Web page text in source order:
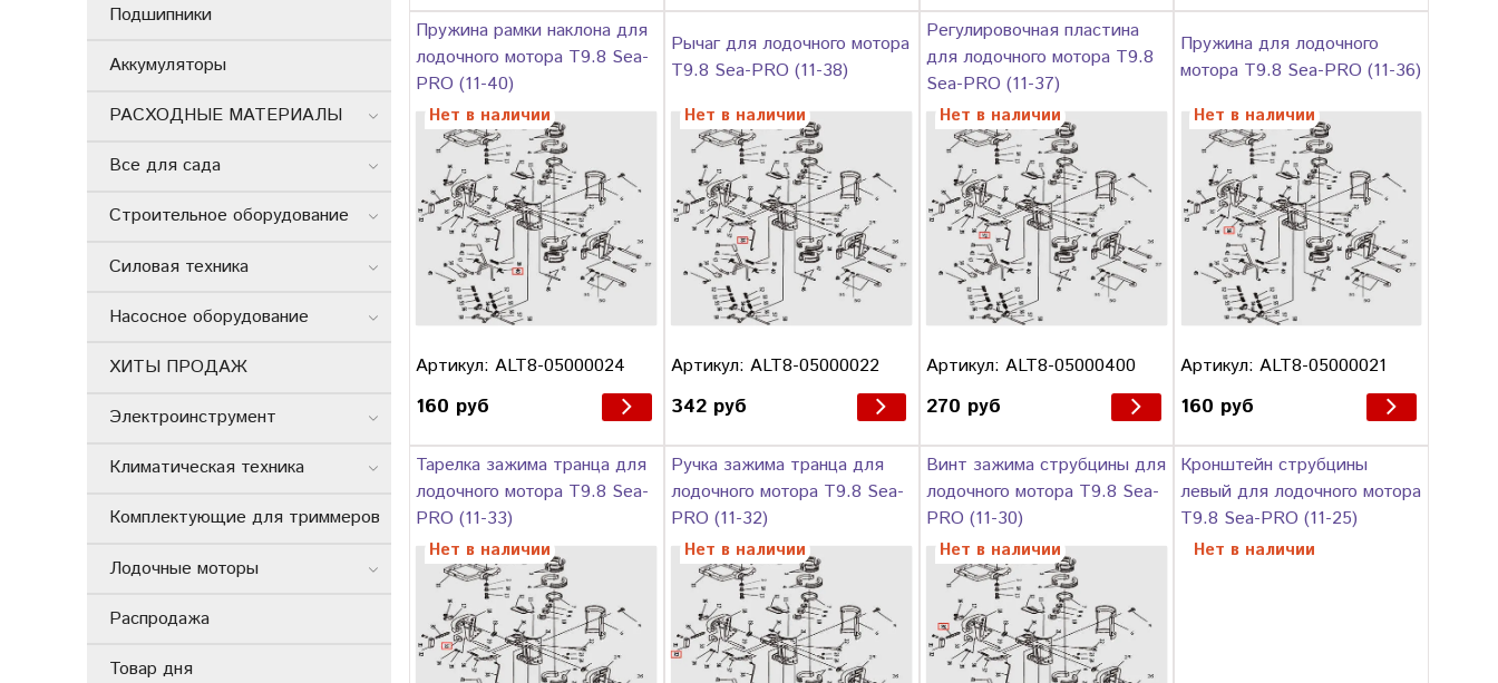
Пружина рамки наклона для
лодочного мотора T9.8 Sea-
PRO (11-40)
Нет в наличии
Артикул: ALT8-05000024
160 руб
Рычаг для лодочного мотора
T9.8 Sea-PRO (11-38)
Нет в наличии
Артикул: ALT8-05000022
342 руб
Регулировочная пластина
для лодочного мотора T9.8
Sea-PRO (11-37)
Нет в наличии
Артикул: ALT8-05000400
270 руб
Пружина для лодочного
мотора T9.8 Sea-PRO (11-36)
Нет в наличии
Артикул: ALT8-05000021
160 руб
Тарелка зажима транца для
лодочного мотора T9.8 Sea-
PRO (11-33)
Нет в наличии
Ручка зажима транца для
лодочного мотора T9.8 Sea-
PRO (11-32)
Нет в наличии
Винт зажима струбцины для
лодочного мотора T9.8 Sea-
PRO (11-30)
Нет в наличии
Кронштейн струбцины
левый для лодочного мотора
T9.8 Sea-PRO (11-25)
Нет в наличии
Подшипники
Аккумуляторы
РАСХОДНЫЕ МАТЕРИАЛЫ
Все для сада
Строительное оборудование
Силовая техника
Насосное оборудование
ХИТЫ ПРОДАЖ
Электроинструмент
Климатическая техника
Комплектующие для триммеров
Лодочные моторы
Распродажа
Товар дня